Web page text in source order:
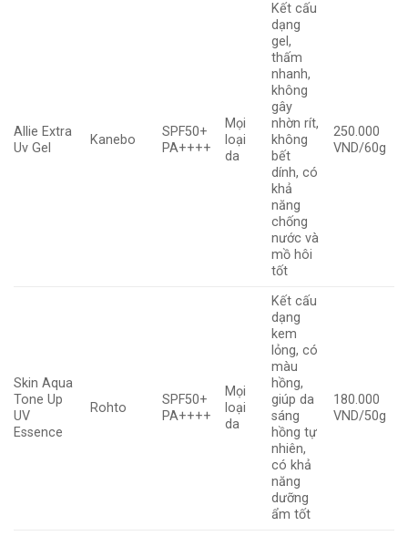
Allie Extra
Uv Gel
Kanebo
SPF50+
PA++++
Mọi
loại
da
Kết cấu
dạng
gel,
thấm
nhanh,
không
gây
nhờn rít,
không
bết
dính, có
khả
năng
chống
nước và
mồ hôi
tốt
250.000
VND/60g
Skin Aqua
Tone Up
UV
Essence
Rohto
SPF50+
PA++++
Mọi
loại
da
Kết cấu
dạng
kem
lỏng, có
màu
hồng,
giúp da
sáng
hồng tự
nhiên,
có khả
năng
dưỡng
ẩm tốt
180.000
VND/50g